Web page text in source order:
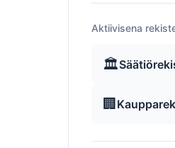
Aktiivisena
🏛️
🏢